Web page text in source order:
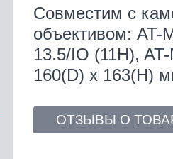
Совместим с
объективом: AT-
13.5/IO (11H),
160(D) x 163(H)
ОТЗЫВЫ О